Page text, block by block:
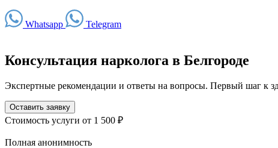
Whatsapp Telegram
Консультация нарколога в Белгороде
Экспертные рекомендации и ответы на вопросы. Первый шаг к
Оставить заявку
Стоимость услуги от 1 500 ₽
Полная анонимность